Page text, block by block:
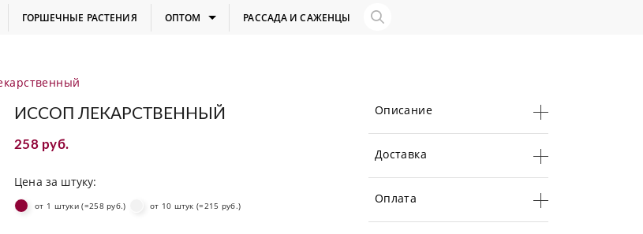
ГОРШЕЧНЫЕ РАСТЕНИЯ ОПТОМ РАССАДА И САЖЕНЦЫ
ИССОП ЛЕКАРСТВЕННЫЙ
258 руб.
Цена за штуку:
от 1 штуки (=258 руб.) от 10 штук (=215 руб.)
Описание
Доставка
Оплата